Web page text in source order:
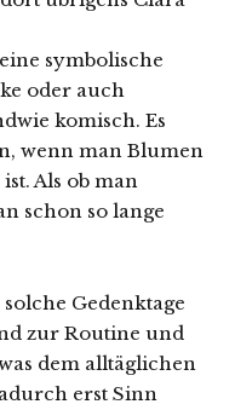
symbolische
oder auch
komisch. Es
wenn man Blumen
Als ob man
schon so lange
Gedenktage
zur Routine und
dem alltäglichen
erst Sinn